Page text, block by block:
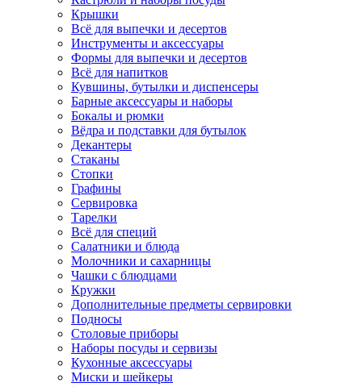
Крышки
Всё для выпечки и десертов
Инструменты и аксессуары
Формы для выпечки и десертов
Всё для напитков
Кувшины, бутылки и диспенсеры
Барные аксессуары и наборы
Бокалы и рюмки
Вёдра и подставки для бутылок
Декантеры
Стаканы
Стопки
Графины
Сервировка
Тарелки
Всё для специй
Салатники и блюда
Молочники и сахарницы
Чашки с блюдцами
Кружки
Дополнительные предметы сервировки
Подносы
Столовые приборы
Наборы посуды и сервизы
Кухонные аксессуары
Миски и шейкеры